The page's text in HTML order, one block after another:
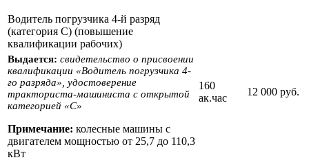
Водитель погрузчика 4-й разряд
(категория С) (повышение
квалификации рабочих)
Выдается: свидетельство о присвоении
квалификации «Водитель погрузчика 4-
го разряда», удостоверение
тракториста-машиниста с открытой
категорией «С»
Примечание: колесные машины с
двигателем мощностью от 25,7 до 110,3
кВт
160
ак.час
12 000 руб.